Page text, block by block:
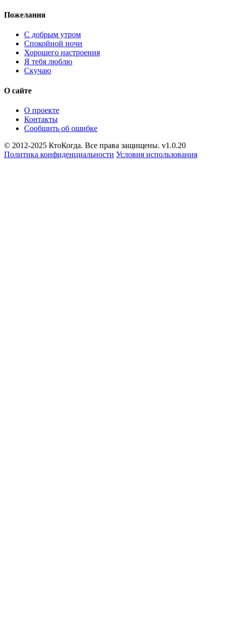
Пожелания
С добрым утром
Спокойной ночи
Хорошего настроения
Я тебя люблю
Скучаю
О сайте
О проекте
Контакты
Сообщить об ошибке
© 2012-2025 КтоКогда. Все права защищены. v1.0.20
Политика конфиденциальности Условия использования